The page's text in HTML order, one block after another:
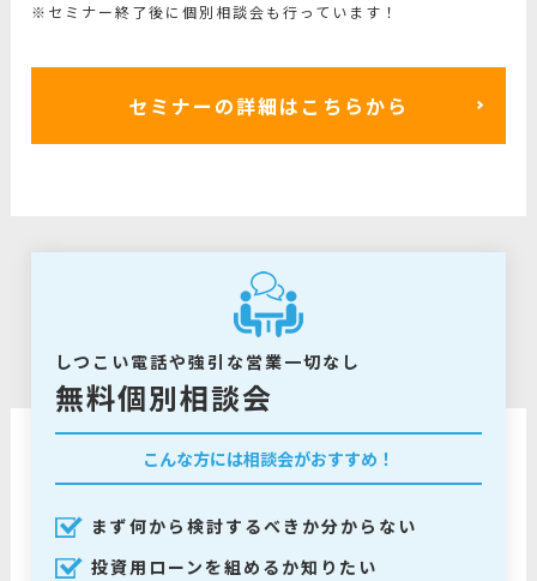
※セミナー終了後に個別相談会も行っています！
セミナーの詳細はこちらから
しつこい電話や強引な営業一切なし
無料個別相談会
こんな方には相談会がおすすめ！
まず何から検討するべきか分からない
投資用ローンを組めるか知りたい